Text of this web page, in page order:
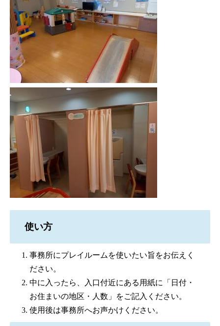
使い方
事務所にプレイルームを使いたい旨をお伝えく
ださい。
中に入ったら、入口付近にある用紙に「日付・
お住まいの地区・人数」をご記入ください。
使用後は事務所へお声かけください。